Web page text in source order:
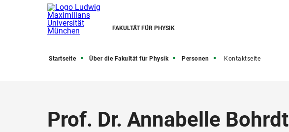
FAKULTÄT FÜR PHYSIK
Startseite Über die Fakultät für Physik Personen Kontaktseite
Prof. Dr. Annabelle Bohrdt